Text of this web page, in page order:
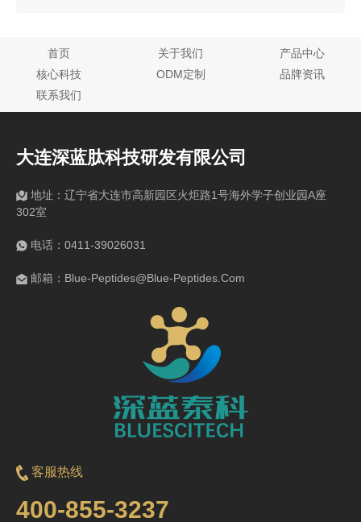
首页 关于我们
产品中心
核心科技
ODM定制
品牌资讯
联系我们
大连深蓝肽科技研发有限公司
地址：辽宁省大连市高新园区火炬路1号海外学子创业园A座
302室
电话：0411-39026031
邮箱：Blue-Peptides@Blue-Peptides.Com
客服热线
400-855-3237